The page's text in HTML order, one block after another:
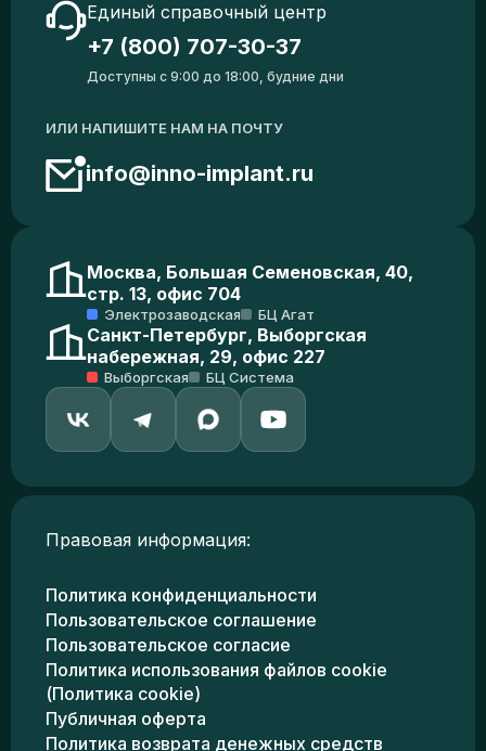
Единый справочный центр
+7 (800) 707-30-37
Доступны с 9:00 до 18:00, будние дни
ИЛИ НАПИШИТЕ НАМ НА ПОЧТУ
info@inno-implant.ru
Москва, Большая Семеновская, 40,
стр. 13, офис 704
Электрозаводская БЦ Агат
Санкт-Петербург, Выборгская
набережная, 29, офис 227
Выборгская БЦ Система
Правовая информация:
Политика конфиденциальности
Пользовательское соглашение
Пользовательское согласие
Политика использования файлов cookie
(Политика cookie)
Публичная оферта
Политика возврата денежных средств